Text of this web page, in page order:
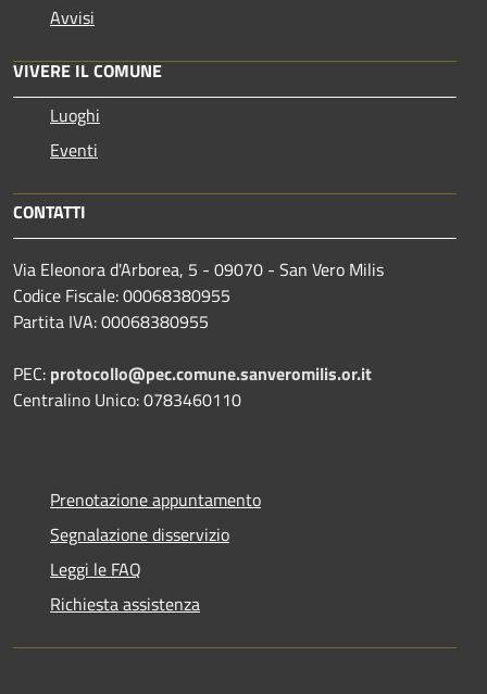
Avvisi
VIVERE IL COMUNE
Luoghi
Eventi
CONTATTI
Via Eleonora d'Arborea, 5 - 09070 - San Vero Milis
Codice Fiscale: 00068380955
Partita IVA: 00068380955
PEC: protocollo@pec.comune.sanveromilis.or.it
Centralino Unico: 0783460110
Prenotazione appuntamento
Segnalazione disservizio
Leggi le FAQ
Richiesta assistenza